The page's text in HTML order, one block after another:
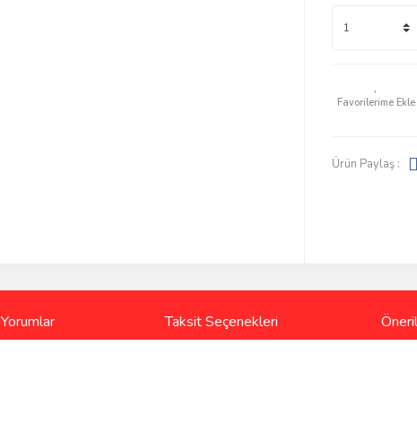
Ürün Paylaş :
Yorumlar Taksit Seçenekleri